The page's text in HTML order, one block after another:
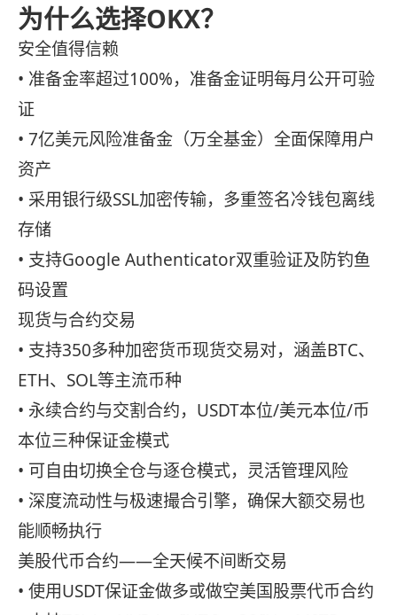
为什么选择OKX？
安全值得信赖
• 准备金率超过100%，准备金证明每月公开可验
证
• 7亿美元风险准备金（万全基金）全面保障用户
资产
• 采用银行级SSL加密传输，多重签名冷钱包离线
存储
• 支持Google Authenticator双重验证及防钓鱼
码设置
现货与合约交易
• 支持350多种加密货币现货交易对，涵盖BTC、
ETH、SOL等主流币种
• 永续合约与交割合约，USDT本位/美元本位/币
本位三种保证金模式
• 可自由切换全仓与逐仓模式，灵活管理风险
• 深度流动性与极速撮合引擎，确保大额交易也
能顺畅执行
美股代币合约——全天候不间断交易
• 使用USDT保证金做多或做空美国股票代币合约